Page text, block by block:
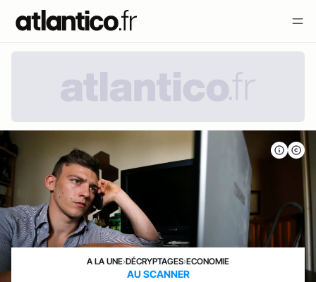
A LA UNE›DÉCRYPTAGES›ECONOMIE
AU SCANNER